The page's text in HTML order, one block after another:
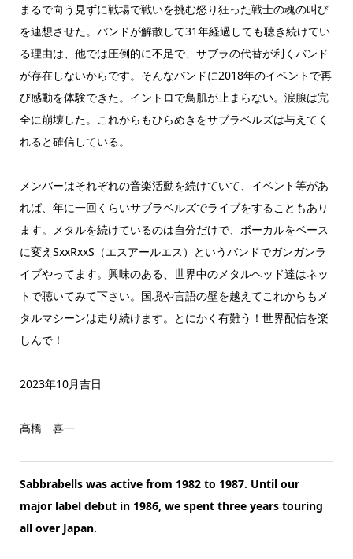
まるで向う見ずに戦場で戦いを挑む怒り狂った戦士の魂の叫び
を連想させた。バンドが解散して31年経過しても聴き続けてい
る理由は、他では圧倒的に不足で、サブラの代替が利くバンド
が存在しないからです。そんなバンドに2018年のイベントで再
び感動を体験できた。イントロで鳥肌が止まらない。涙腺は完
全に崩壊した。これからもひらめきをサブラベルズは与えてく
れると確信している。
メンバーはそれぞれの音楽活動を続けていて、イベント等があ
れば、年に一回くらいサブラベルズでライブをすることもあり
ます。メタルを続けているのは自分だけで、ボーカルをベース
に変えSxxRxxS（エスアールエス）というバンドでガンガンラ
イブやってます。興味のある、世界中のメタルヘッド達はネッ
トで聴いてみて下さい。国境や言語の壁を越えてこれからもメ
タルマシーンは走り続けます。とにかく有難う！世界配信を楽
しんで！
2023年10月吉日
高橋 喜一
Sabbrabells was active from 1982 to 1987. Until our
major label debut in 1986, we spent three years touring
all over Japan.